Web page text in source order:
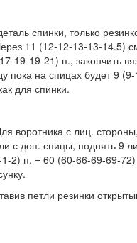
спинки, только
11 (12-12-13-13-14.5)
19-19-21) п., закончить
пока на спицах будет 9
для спинки.
воротника с лиц.
с доп. спицы, поднять 9
2) п. = 60 (60-66-69-69-
петли резинки